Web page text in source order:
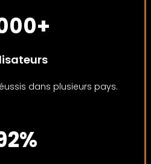
dans plusieurs pays.